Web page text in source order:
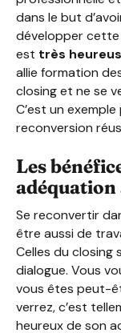
dans le but
développer cette
est très
allie formation
closing et ne se
C’est un
reconversion
Les
adéquation
Se reconvertir
être aussi de
Celles du closing
dialogue. Vous
vous êtes peut-
verrez, c’est
heureux de son